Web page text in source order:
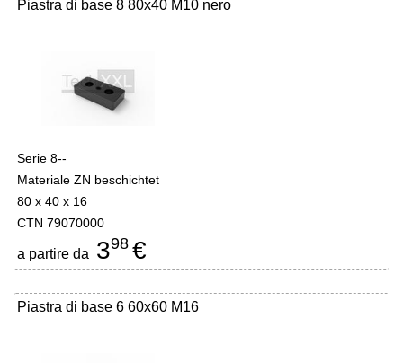
Piastra di base 8 80x40 M10 nero
Serie 8--
Materiale ZN beschichtet
80 x 40 x 16
CTN 79070000
a partire da 398 €
Piastra di base 6 60x60 M16